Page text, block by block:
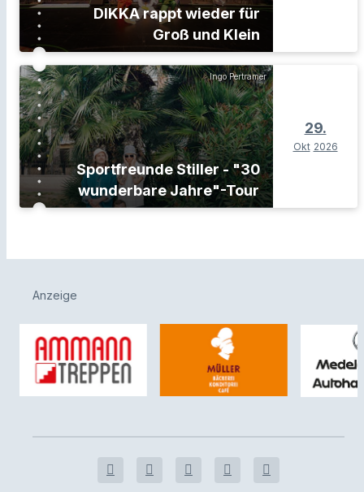
DIKKA rappt wieder für
Groß und Klein
Ingo Pertramer
Sportfreunde Stiller - "30
wunderbare Jahre"-Tour
29.
Okt 2026
Anzeige